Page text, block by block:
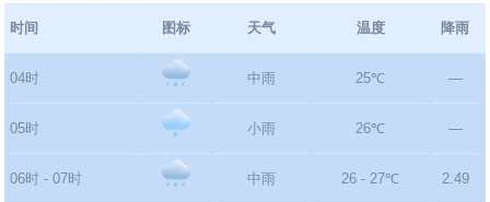
时间 图标 天气 温度 降雨
04时 中雨 25℃ —
05时 小雨 26℃ —
06时 - 07时 中雨 26 - 27℃ 2.49